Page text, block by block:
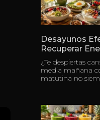
Desayunos
Recuperar
¿Te despiertas
media mañana
matutina no